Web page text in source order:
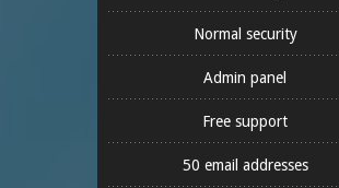
Normal security
Admin panel
Free support
50 email addresses